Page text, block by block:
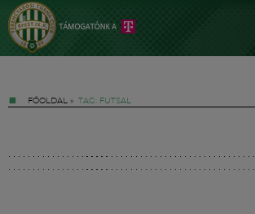
FŐOLDAL » TAG: FUTSAL